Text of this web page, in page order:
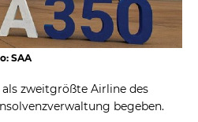
SAA
als zweitgrößte Airline des
begeben.